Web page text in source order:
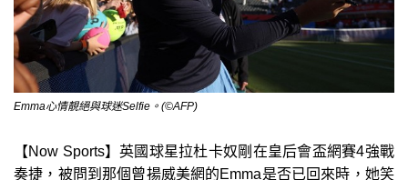
Emma心情靚絕與球迷Selfie。(©AFP)
【Now Sports】英國球星拉杜卡奴剛在皇后會盃網賽4強戰
奏捷，被問到那個曾揚威美網的Emma是否已回來時，她笑